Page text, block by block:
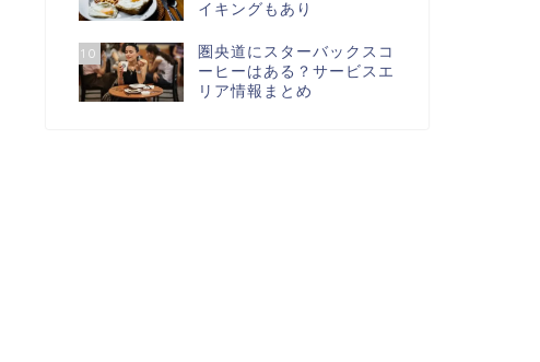
イキングもあり
10
圏央道にスターバックスコ
ーヒーはある？サービスエ
リア情報まとめ